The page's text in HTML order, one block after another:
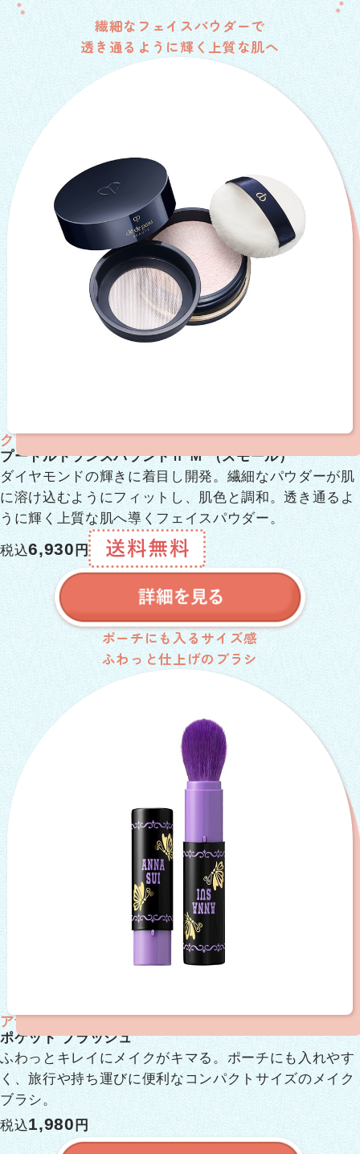
繊細なフェイスパウダーで
透き通るように輝く上質な肌へ
クレ・ド・ポー ボーテ
プードルトランスパラントｎ Ｍ （スモール）
ダイヤモンドの輝きに着目し開発。繊細なパウダーが肌
に溶け込むようにフィットし、肌色と調和。透き通るよ
うに輝く上質な肌へ導くフェイスパウダー。
税込6,930 円
ポーチにも入るサイズ感
ふわっと仕上げのブラシ
アナ スイ
ポケット ブラッシュ
ふわっとキレイにメイクがキマる。ポーチにも入れやす
く、旅行や持ち運びに便利なコンパクトサイズのメイク
ブラシ。
税込1,980 円